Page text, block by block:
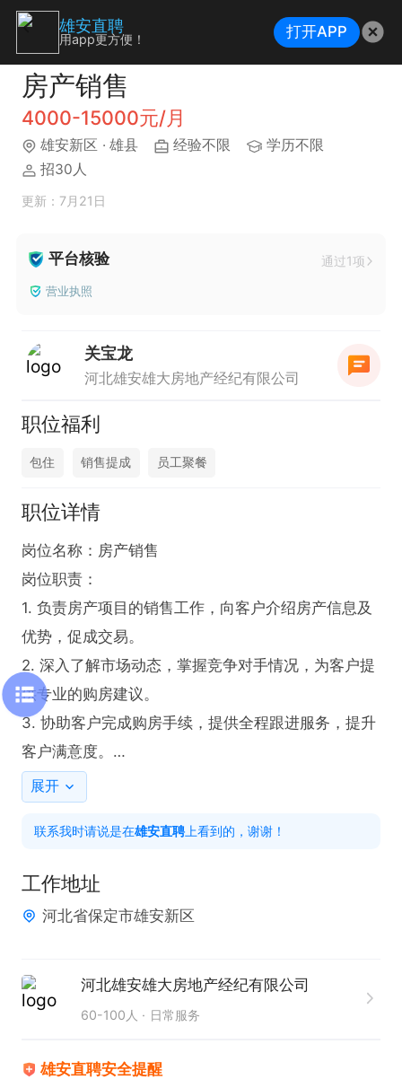
房产销售
4000-15000元/月
雄安新区 · 雄县 经验不限
学历不限
招30人
更新：7月21日
平台核验 通过1项
营业执照
关宝龙
河北雄安雄大房地产经纪有限公司
职位福利
包住 销售提成 员工聚餐
职位详情
岗位名称：房产销售
岗位职责：
1. 负责房产项目的销售工作，向客户介绍房产信息及
优势，促成交易。
2. 深入了解市场动态，掌握竞争对手情况，为客户提
供专业的购房建议。
3. 协助客户完成购房手续，提供全程跟进服务，提升
客户满意度。
1. 具备初中及以上学历。
信息。
3. 吃苦耐劳，愿意为达成销售目标付出努力。
展开
联系我时请说是在雄安直聘 上看到的，谢谢！
工作地址
河北省保定市雄安新区
河北雄安雄大房地产经纪有限公司
60-100人 日常服务
雄安直聘安全提醒
雄安直聘
用app更方便！ 打开APP